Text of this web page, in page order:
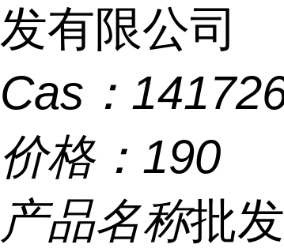
发有限公司
Cas：
价格： 190
产品名称批